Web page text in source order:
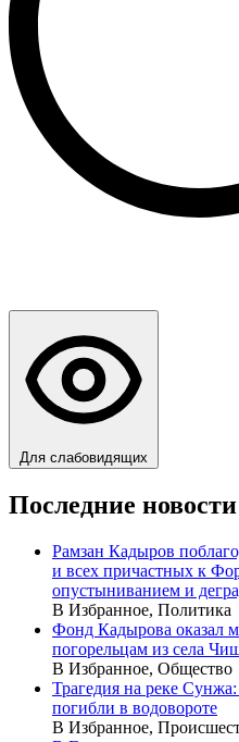
Для слабовидящих
Последние новости
Рамзан Кадыров
и всех причастных к
опустыниванием и
В Избранное, Политика
Фонд Кадырова оказал
погорельцам из села
В Избранное, Общество
Трагедия на реке
погибли в водовороте
В Избранное,